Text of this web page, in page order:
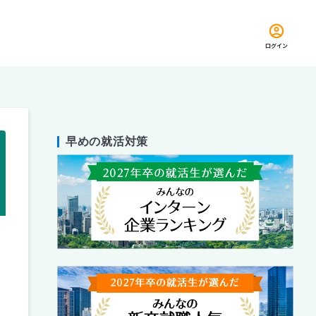
ログイン
早めの就活対策